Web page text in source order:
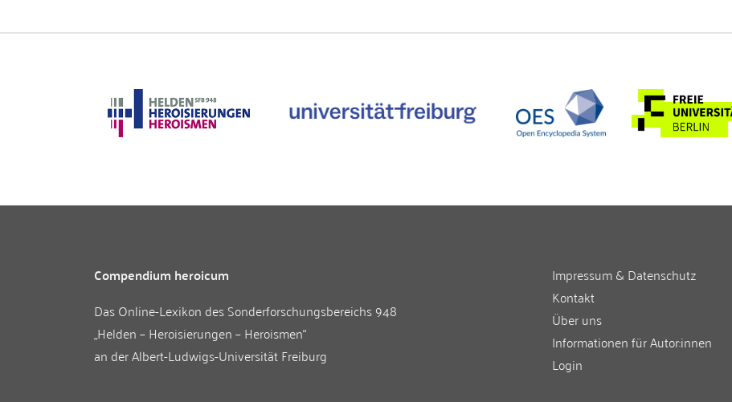
Compendium heroicum
Das Online-Lexikon desSonderforschungsbereichs 948
„Helden – Heroisierungen – Heroismen“
an derAlbert-Ludwigs-Universität Freiburg
Impressum & Datenschutz
Kontakt
Über uns
Informationen für Autor:innen
Login